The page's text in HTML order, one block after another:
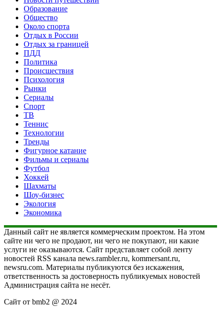
Образование
Общество
Около спорта
Отдых в России
Отдых за границей
ПДД
Политика
Происшествия
Психология
Рынки
Сериалы
Спорт
ТВ
Теннис
Технологии
Тренды
Фигурное катание
Фильмы и сериалы
Футбол
Хоккей
Шахматы
Шоу-бизнес
Экология
Экономика
Данный сайт не является коммерческим проектом. На этом
сайте ни чего не продают, ни чего не покупают, ни какие
услуги не оказываются. Сайт представляет собой ленту
новостей RSS канала news.rambler.ru, kommersant.ru,
newsru.com. Материалы публикуются без искажения,
ответственность за достоверность публикуемых новостей
Администрация сайта не несёт.
Сайт от bmb2 @ 2024